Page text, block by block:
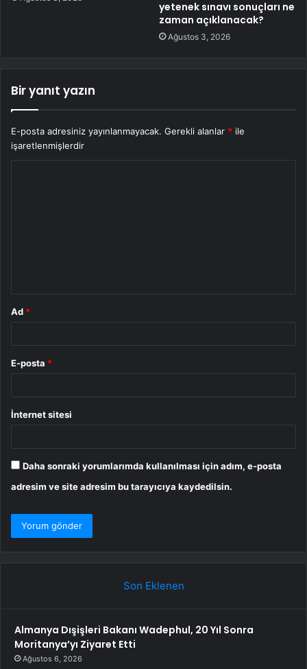
yetenek sınavı sonuçları ne
zaman açıklanacak?
Ağustos 3, 2026
Bir yanıt yazın
E-posta adresiniz yayınlanmayacak. Gerekli alanlar * ile
işaretlenmişlerdir
Ad *
E-posta *
İnternet sitesi
Daha sonraki yorumlarımda kullanılması için adım, e-posta
adresim ve site adresim bu tarayıcıya kaydedilsin.
Son Eklenen
Almanya Dışişleri Bakanı Wadephul, 20 Yıl Sonra
Moritanya’yı Ziyaret Etti
Ağustos 6, 2026